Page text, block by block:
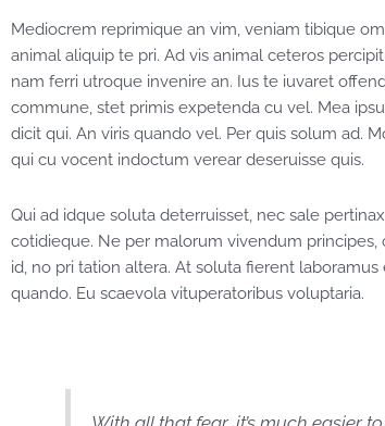
Mediocrem reprimique an vim, veniam tibique
animal aliquip te pri. Ad vis animal ceteros
nam ferri utroque invenire an. Ius te iuvaret
commune, stet primis expetenda cu vel. Mea
dicit qui. An viris quando vel. Per quis solum ad.
qui cu vocent indoctum verear deseruisse quis.
Qui ad idque soluta deterruisset, nec sale
cotidieque. Ne per malorum vivendum
id, no pri tation altera. At soluta fierent
quando. Eu scaevola vituperatoribus voluptaria.